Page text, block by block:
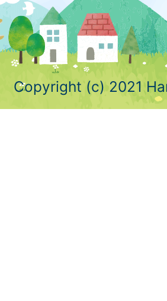
Copyright (c) 2021